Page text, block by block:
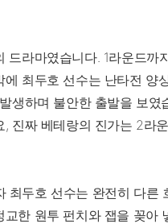
드라마였습니다. 1라운드까
최두호 선수는 난타전 양
생하며 불안한 출발을 보였
진짜 베테랑의 진가는 2라
최두호 선수는 완전히 다른
한 원투 펀치와 잽을 꽂아